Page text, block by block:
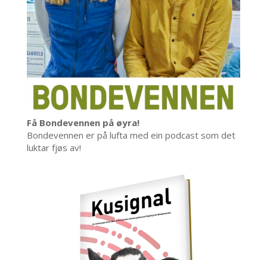
Få Bondevennen på øyra!
Bondevennen er på lufta med ein podcast som det
luktar fjøs av!